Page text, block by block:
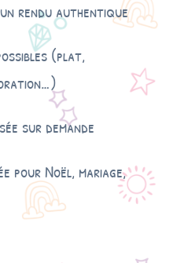
rendu authentique
(plat,
sur demande
pour Noël, mariage,